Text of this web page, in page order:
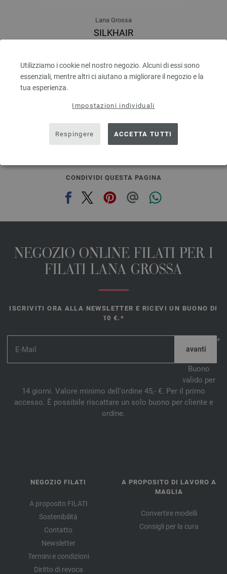
Utilizziamo i cookie nel nostro negozio. Alcuni di essi sono
essenziali, mentre altri ci aiutano a migliorare il negozio e la
tua esperienza.
Impostazioni individuali
Respingere ACCETTA TUTTI
Lana Grossa
SILKHAIR
Dimensioni d’aghi: 4,5 - 5
6,64 € - 8,36 €
CONDIVIDI QUESTA PAGINA
NEGOZIO ONLINE FILATI PER I
FILATI LANA GROSSA
ISCRIVITI ORA ALLA NEWSLETTER E RICEVI UN BUONO DI
10 €.*
*
Buono
valido per
14 giorni. Valore minimo dell'ordine 45,- €. Per il primo
accesso. È possibile riscattare un solo buono per cliente e
ordine.
NEGOZIO FILATI
A proposito FILATI
Sostenibilità
Contatto
Newsletter
Termini e condizioni
Diritto di revoca
A PROPOSITO DI LAVORO A
MAGLIA
Convertire modelli
Consigli per la cura